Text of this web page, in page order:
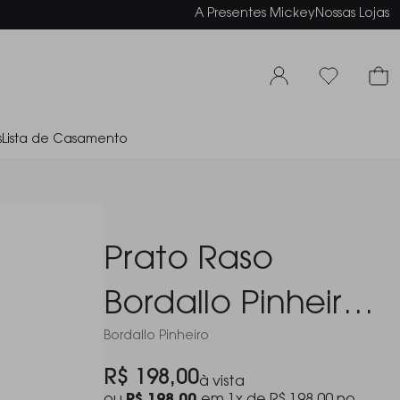
A Presentes MickeyNossas Lojas
Lista de Casamento
Prato Raso
Bordallo Pinheiro
27,5 Cm
Bordallo Pinheiro
R$ 198,00à vista